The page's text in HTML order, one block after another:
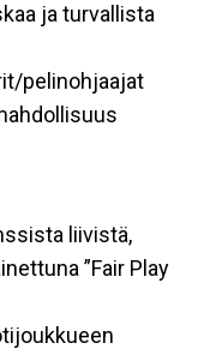
ja turvallista
pelinohjaajat
liivistä,
”Fair Play